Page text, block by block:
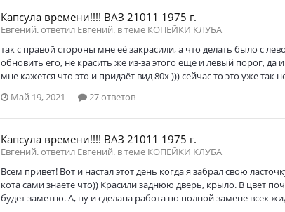
Капсула времени!!!! ВАЗ 21011 1975 г.
Евгений. ответил Евгений. в теме КОПЕЙКИ КЛУБА
так с правой стороны мне её закрасили, а что делать было с
обновить его, не красить же из-за этого ещё и левый порог,
мне кажется что это и придаёт вид 80х ))) сейчас то это уже так
Май 19, 2021
27 ответов
Капсула времени!!!! ВАЗ 21011 1975 г.
Евгений. ответил Евгений. в теме КОПЕЙКИ КЛУБА
Всем привет! Вот и настал этот день когда я забрал свою
кота сами знаете что)) Красили заднюю дверь, крыло. В цвет
будет заметно. А, ну и сделана работа по полной замене всех